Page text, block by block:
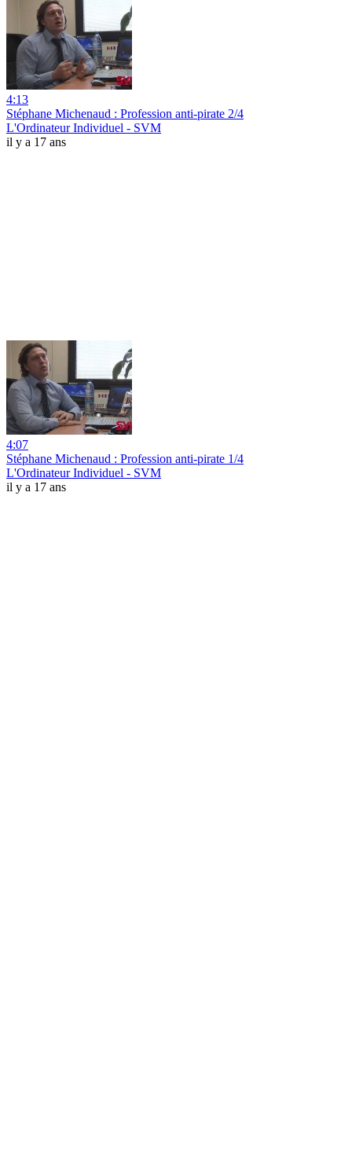
4:13
Stéphane Michenaud : Profession anti-pirate 2/4
L'Ordinateur Individuel - SVM
il y a 17 ans
4:07
Stéphane Michenaud : Profession anti-pirate 1/4
L'Ordinateur Individuel - SVM
il y a 17 ans